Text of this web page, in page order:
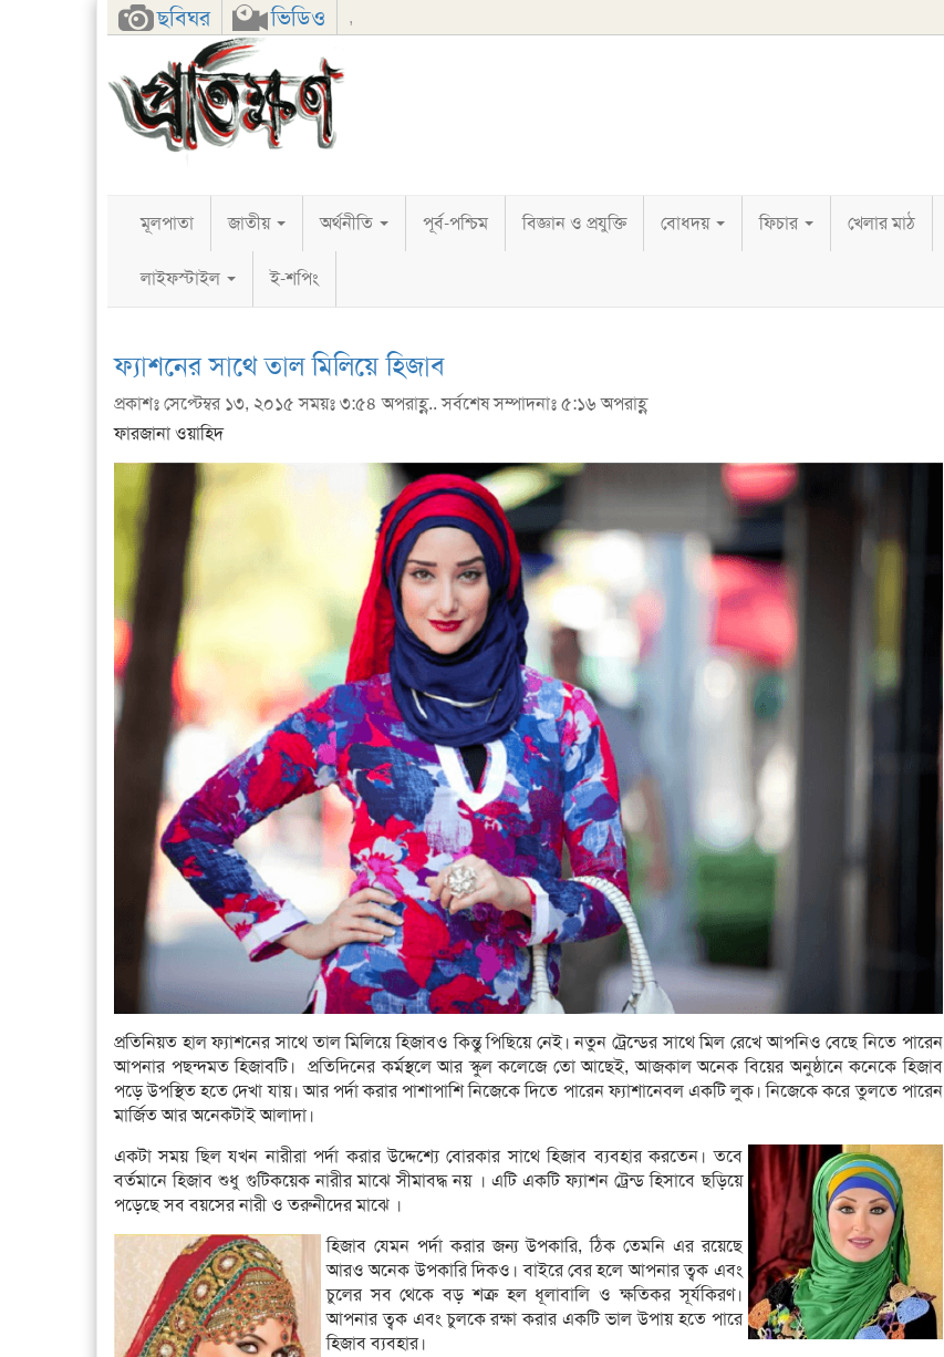
ছবিঘর ভিডিও ,
FacebookTwitterGoogle+
মূলপাতা জাতীয় অর্থনীতি পূর্ব-পশ্চিম বিজ্ঞান ও প্রযুক্তি বোধদয় ফিচার খেলার মাঠ
লাইফস্টাইল ই-শপিং
ফ্যাশনের সাথে তাল মিলিয়ে হিজাব
প্রকাশঃ সেপ্টেম্বর ১৩, ২০১৫ সময়ঃ ৩:৫৪ অপরাহ্ণ.. সর্বশেষ সম্পাদনাঃ ৫:১৬ অপরাহ্ণ
ফারজানা ওয়াহিদ
প্রতিনিয়ত হাল ফ্যাশনের সাথে তাল মিলিয়ে হিজাবও কিন্তু পিছিয়ে নেই। নতুন ট্রেন্ডের সাথে মিল রেখে আপনিও বেছে নিতে পারেন
আপনার পছন্দমত হিজাবটি। প্রতিদিনের কর্মস্থলে আর স্কুল কলেজে তো আছেই, আজকাল অনেক বিয়ের অনুষ্ঠানে কনেকে হিজাব
পড়ে উপস্থিত হতে দেখা যায়। আর পর্দা করার পাশাপাশি নিজেকে দিতে পারেন ফ্যাশানেবল একটি লুক। নিজেকে করে তুলতে পারেন
মার্জিত আর অনেকটাই আলাদা।
একটা সময় ছিল যখন নারীরা পর্দা করার উদ্দেশ্যে বোরকার সাথে হিজাব ব্যবহার করতেন। তবে
বর্তমানে হিজাব শুধু গুটিকয়েক নারীর মাঝে সীমাবদ্ধ নয় । এটি একটি ফ্যাশন ট্রেন্ড হিসাবে ছড়িয়ে
পড়েছে সব বয়সের নারী ও তরুনীদের মাঝে ।
হিজাব যেমন পর্দা করার জন্য উপকারি, ঠিক তেমনি এর রয়েছে
আরও অনেক উপকারি দিকও। বাইরে বের হলে আপনার ত্বক এবং
চুলের সব থেকে বড় শত্রু হল ধূলাবালি ও ক্ষতিকর সূর্যকিরণ।
আপনার ত্বক এবং চুলকে রক্ষা করার একটি ভাল উপায় হতে পারে
হিজাব ব্যবহার।